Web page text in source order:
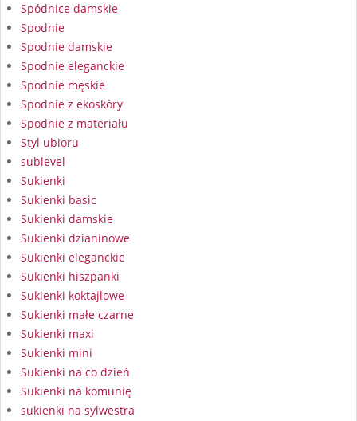
Spódnice damskie
Spodnie
Spodnie damskie
Spodnie eleganckie
Spodnie męskie
Spodnie z ekoskóry
Spodnie z materiału
Styl ubioru
sublevel
Sukienki
Sukienki basic
Sukienki damskie
Sukienki dzianinowe
Sukienki eleganckie
Sukienki hiszpanki
Sukienki koktajlowe
Sukienki małe czarne
Sukienki maxi
Sukienki mini
Sukienki na co dzień
Sukienki na komunię
sukienki na sylwestra